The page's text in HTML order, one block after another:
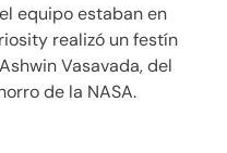
equipo estaban en
realizó un festín
Vasavada, del
de la NASA.